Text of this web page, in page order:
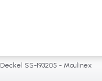
Deckel SS-193205 - Moulinex